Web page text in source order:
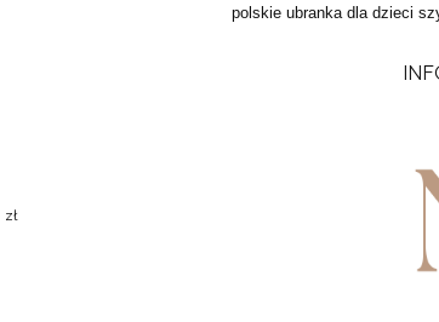
polskie ubranka dla dzieci
zł